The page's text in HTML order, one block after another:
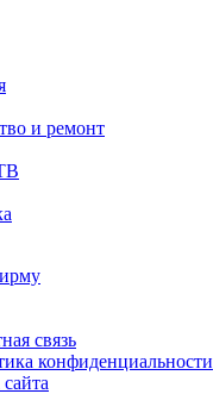
и ремонт
связь
конфиденциальности